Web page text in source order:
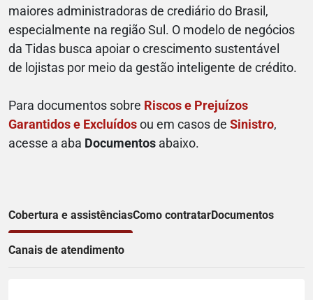
maiores administradoras de crediário do Brasil,
especialmente na região Sul. O modelo de negócios
da Tidas busca apoiar o crescimento sustentável
de lojistas por meio da gestão inteligente de crédito.
Para documentos sobre Riscos e Prejuízos
Garantidos e Excluídosou em casos de Sinistro,
acesse a aba Documentos abaixo.
Cobertura e assistênciasComo contratarDocumentos
Canais de atendimento